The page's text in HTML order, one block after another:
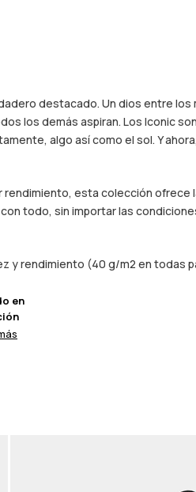
destacado. Un dios entre
los demás aspiran. Los
algo así como el sol. Y
esta colección
todo, sin importar las
y rendimiento (40 g/m2 en todas
en